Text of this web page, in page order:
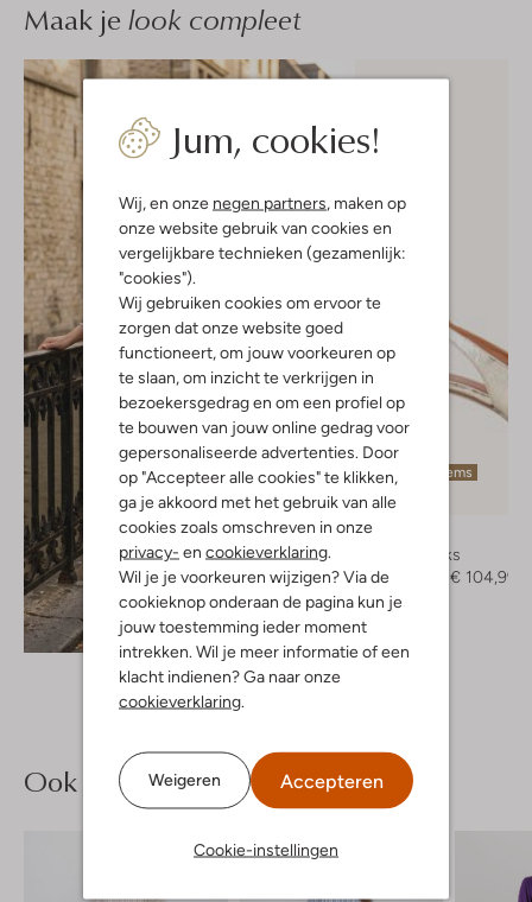
Jum, cookies!
Wij, en onze negen partners , maken op
onze website gebruik van cookies en
vergelijkbare technieken (gezamenlijk:
"cookies").
Wij gebruiken cookies om ervoor te
zorgen dat onze website goed
functioneert, om jouw voorkeuren op
te slaan, om inzicht te verkrijgen in
bezoekersgedrag en om een profiel op
te bouwen van jouw online gedrag voor
gepersonaliseerde advertenties. Door
op "Accepteer alle cookies" te klikken,
ga je akkoord met het gebruik van alle
cookies zoals omschreven in onze
privacy- en cookieverklaring
Wil je je voorkeuren wijzigen? Via de
cookieknop onderaan de pagina kun je
jouw toestemming ieder moment
intrekken. Wil je meer informatie of een
klacht indienen? Ga naar onze
cookieverklaring
Weigeren Accepteren
Cookie-instellingen
Maak je look compleet
Ontdek de look
Laatste items
-30%
Slingbacks
€ 149,99
€ 104,99
Ook iets voor jou?